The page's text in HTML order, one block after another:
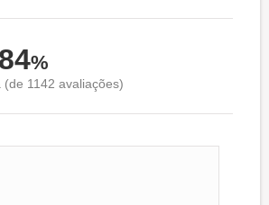
%
1142 avaliações)